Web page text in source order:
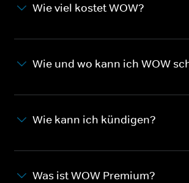
Wie viel kostet WOW?
Wie und wo kann ich WOW
Wie kann ich kündigen?
Was ist WOW Premium?